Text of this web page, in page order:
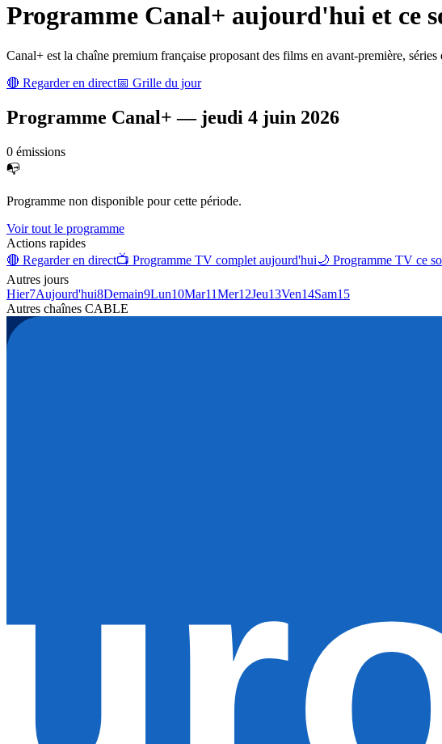
Programme Canal+ aujourd'hui et ce
Canal+ est la chaîne premium française proposant des films en avant-première,
🔴 Regarder en direct📅 Grille du jour
Programme Canal+ — jeudi 4 juin 2026
0 émissions
📭
Programme non disponible pour cette période.
Voir tout le programme
Actions rapides
🔴 Regarder en direct📺 Programme TV complet aujourd'hui🌙 Programme TV ce
Autres jours
Hier7Aujourd'hui8Demain9Lun10Mar11Mer12Jeu13Ven14Sam15
Autres chaînes CABLE